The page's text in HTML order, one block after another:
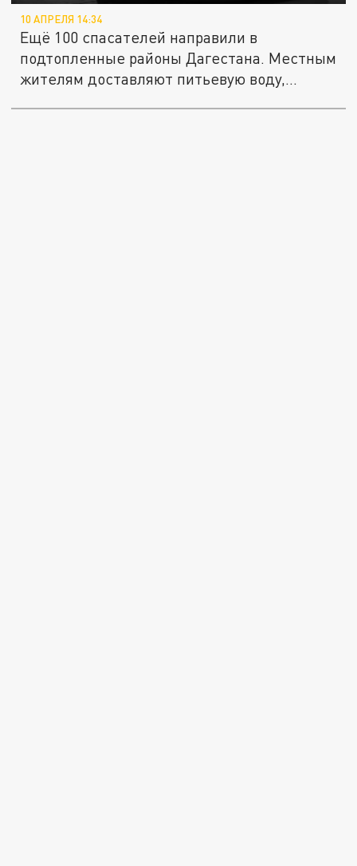
10 АПРЕЛЯ 14:34
Ещё 100 спасателей направили в
подтопленные районы Дагестана. Местным
жителям доставляют питьевую воду,...